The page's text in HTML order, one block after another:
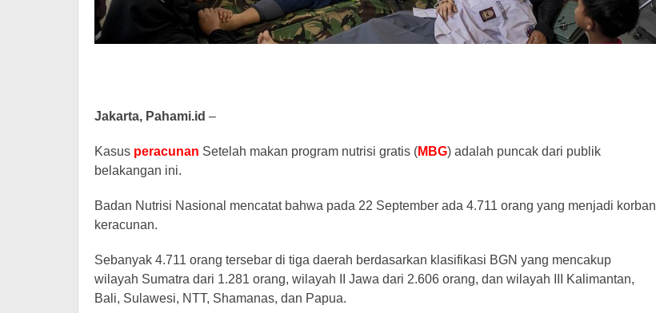
Jakarta, Pahami.id –
Kasus peracunan Setelah makan program nutrisi gratis (MBG) adalah puncak dari publik
belakangan ini.
Badan Nutrisi Nasional mencatat bahwa pada 22 September ada 4.711 orang yang menjadi korban
keracunan.
Sebanyak 4.711 orang tersebar di tiga daerah berdasarkan klasifikasi BGN yang mencakup
wilayah Sumatra dari 1.281 orang, wilayah II Jawa dari 2.606 orang, dan wilayah III Kalimantan,
Bali, Sulawesi, NTT, Shamanas, dan Papua.